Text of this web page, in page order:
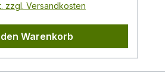
zzgl. Versandkosten
Warenkorb